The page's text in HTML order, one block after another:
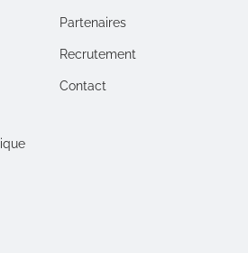
Partenaires
Recrutement
Contact